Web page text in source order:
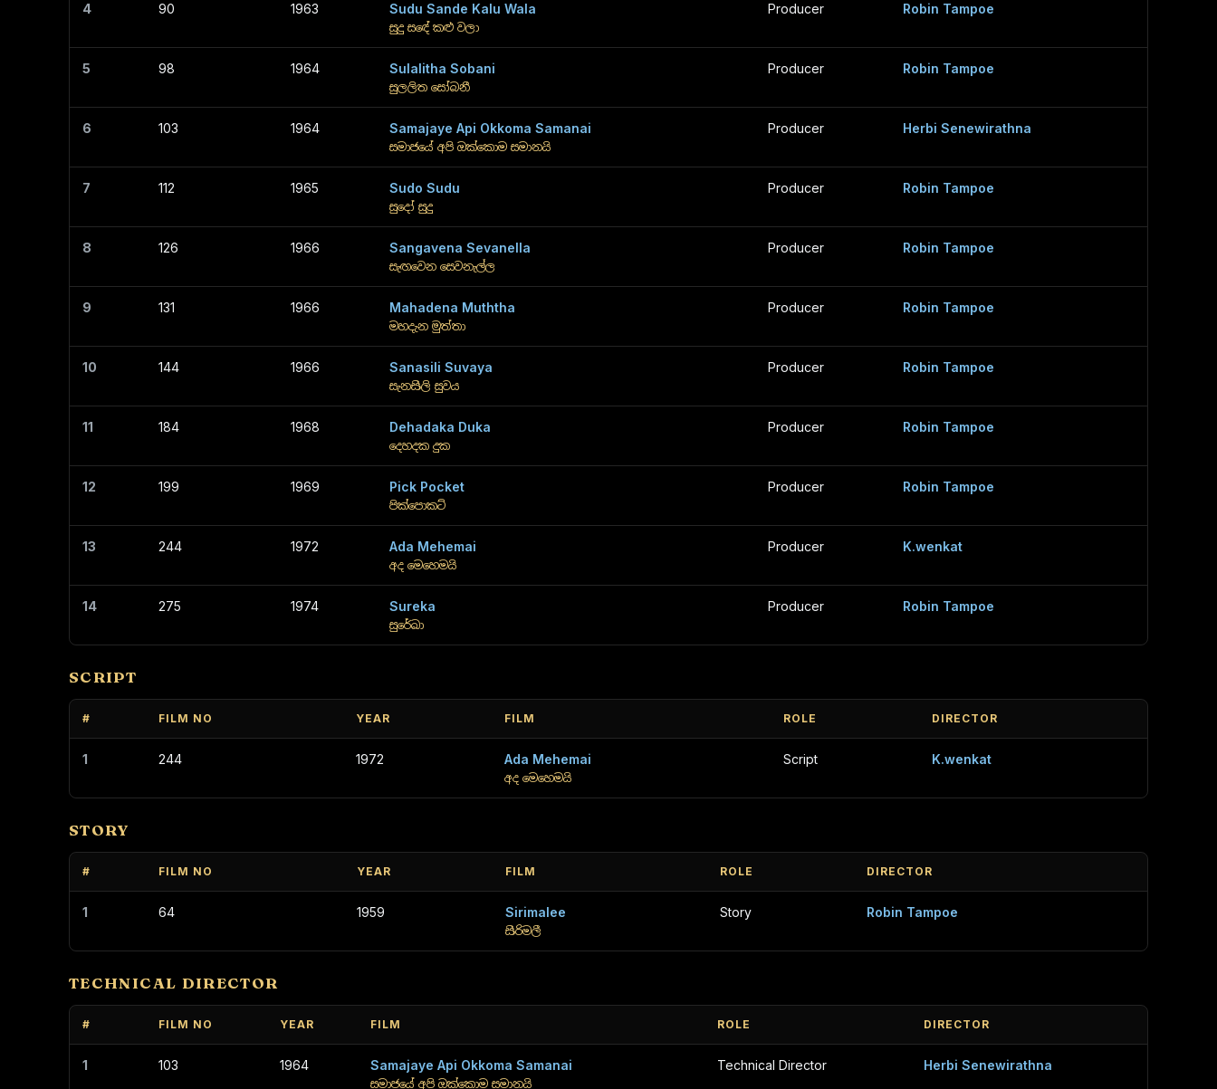
4 90 1963 Sudu Sande Kalu Wala
සුදු සඳේ කළු වලා
Producer Robin Tampoe
5 98 1964 Sulalitha Sobani
සුලලිත සෝබනී
Producer Robin Tampoe
6 103 1964 Samajaye Api Okkoma Samanai
සමාජයේ අපි ඔක්කොම සමානයි
Producer Herbi Senewirathna
7 112 1965 Sudo Sudu
සුදෝ සුදු
Producer Robin Tampoe
8 126 1966 Sangavena Sevanella
සැඟවෙන සෙවනැල්ල
Producer Robin Tampoe
9 131 1966 Mahadena Muththa
මහදැන මුත්තා
Producer Robin Tampoe
10 144 1966 Sanasili Suvaya
සැනසිලි සුවය
Producer Robin Tampoe
11 184 1968 Dehadaka Duka
දෙහදක දුක
Producer Robin Tampoe
12 199 1969 Pick Pocket
පික්පොකට්
Producer Robin Tampoe
13 244 1972 Ada Mehemai
අද මෙහෙමයි
Producer K.wenkat
14 275 1974 Sureka
සුරේඛා
Producer Robin Tampoe
SCRIPT
# FILM NO YEAR FILM ROLE DIRECTOR
1 244 1972 Ada Mehemai
අද මෙහෙමයි
Script K.wenkat
STORY
# FILM NO YEAR FILM ROLE DIRECTOR
1 64 1959 Sirimalee
සිරිමලී
Story Robin Tampoe
TECHNICAL DIRECTOR
# FILM NO YEAR FILM ROLE DIRECTOR
1 103 1964 Samajaye Api Okkoma Samanai
සමාජයේ අපි ඔක්කොම සමානයි
Technical Director Herbi Senewirathna